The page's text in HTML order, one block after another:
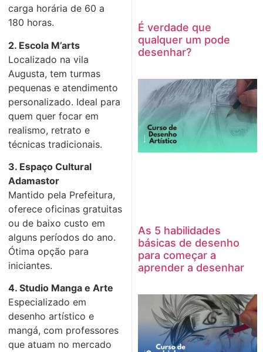
carga horária de 60 a
180 horas.
2. Escola M’arts
Localizado na vila
Augusta, tem turmas
pequenas e atendimento
personalizado. Ideal para
quem quer focar em
realismo, retrato e
técnicas tradicionais.
3. Espaço Cultural
Adamastor
Mantido pela Prefeitura,
oferece oficinas gratuitas
ou de baixo custo em
alguns períodos do ano.
Ótima opção para
iniciantes.
4. Studio Manga e Arte
Especializado em
desenho artístico e
mangá, com professores
que atuam no mercado
É verdade que
qualquer um pode
desenhar?
As 5 habilidades
básicas de desenho
para começar a
aprender a desenhar